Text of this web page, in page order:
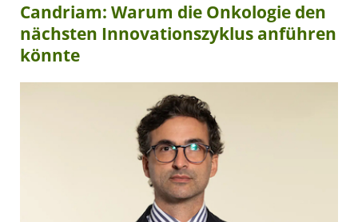
Candriam: Warum die Onkologie den
nächsten Innovationszyklus anführen
könnte